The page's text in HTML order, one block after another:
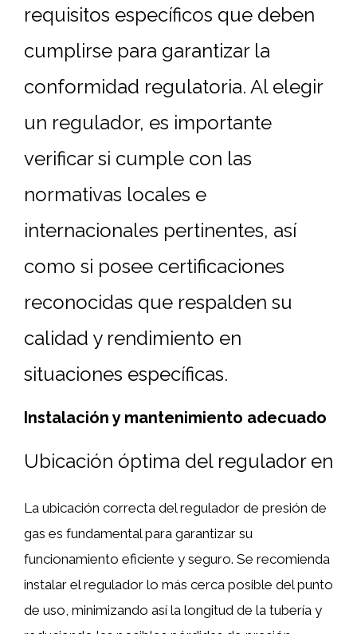
requisitos específicos que deben
cumplirse para garantizar la
conformidad regulatoria. Al elegir
un regulador, es importante
verificar si cumple con las
normativas locales e
internacionales pertinentes, así
como si posee certificaciones
reconocidas que respalden su
calidad y rendimiento en
situaciones específicas.
Instalación y mantenimiento adecuado
Ubicación óptima del regulador en
La ubicación correcta del regulador de presión de
gas es fundamental para garantizar su
funcionamiento eficiente y seguro. Se recomienda
instalar el regulador lo más cerca posible del punto
de uso, minimizando así la longitud de la tubería y